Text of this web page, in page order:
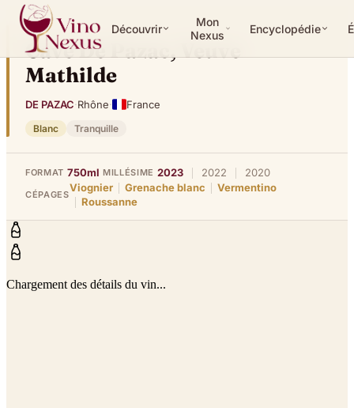
Découvrir
Mon
Nexus
Encyclopédie
Cave De Pazac, Veuve
Mathilde
DE PAZAC·Rhône· France
Blanc Tranquille
FORMAT 750ml MILLÉSIME 2023 | 2022 | 2020
CÉPAGES
Viognier | Grenache blanc | Vermentino
| Roussanne
Chargement des détails du vin...